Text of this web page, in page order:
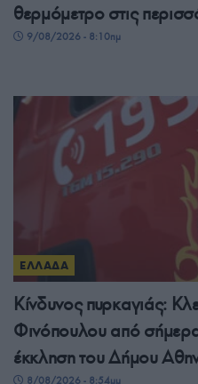
θερμόμετρο στις
9/08/2026 - 8:10πμ
ΕΛΛΑΔΑ
Κίνδυνος πυρκαγιάς:
Φινόπουλου από
έκκληση του Δήμου
8/08/2026 - 8:54μμ